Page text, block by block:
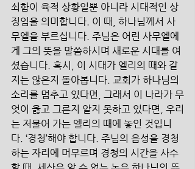
쇠함이 육적 상황일뿐 아니라 시대적인 상
징임을 의미합니다. 이 때, 하나님께서 사
무엘을 부르십니다. 주님은 어린 사무엘에
게 그의 뜻을 말씀하시며 새로운 시대를 여
셨습니다. 혹시, 이 시대가 엘리의 때와 같
지는 않은지 돌아봅니다. 교회가 하나님의
소리를 멈추고 있다면, 그래서 이 나라가 무
엇이 옳고 그른지 알지 못하고 있다면, 우리
는 저물어 가는 엘리의 때에 놓인 것입니
다. ‘경청’해야 합니다. 주님의 음성을 경청
하는 자리에 머무르며 경청의 시간을 사수